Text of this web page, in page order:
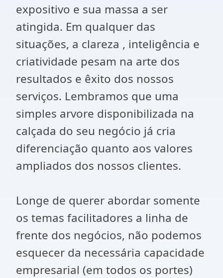
expositivo e sua massa a ser
atingida. Em qualquer das
situações, a clareza , inteligência e
criatividade pesam na arte dos
resultados e êxito dos nossos
serviços. Lembramos que uma
simples arvore disponibilizada na
calçada do seu negócio já cria
diferenciação quanto aos valores
ampliados dos nossos clientes.
Longe de querer abordar somente
os temas facilitadores a linha de
frente dos negócios, não podemos
esquecer da necessária capacidade
empresarial (em todos os portes)